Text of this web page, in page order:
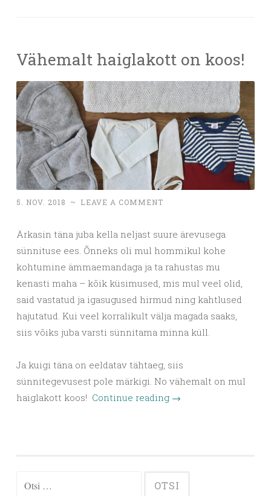
Vähemalt haiglakott on koos!
5. NOV. 2018 ~ LEAVE A COMMENT
Ärkasin täna juba kella neljast suure ärevusega
sünnituse ees. Õnneks oli mul hommikul kohe
kohtumine ämmaemandaga ja ta rahustas mu
kenasti maha – kõik küsimused, mis mul veel olid,
said vastatud ja igasugused hirmud ning kahtlused
hajutatud. Kui veel korralikult välja magada saaks,
siis võiks juba varsti sünnitama minna küll.
Ja kuigi täna on eeldatav tähtaeg, siis
sünnitegevusest pole märkigi. No vähemalt on mul
haiglakott koos! Continue reading →
Otsi: